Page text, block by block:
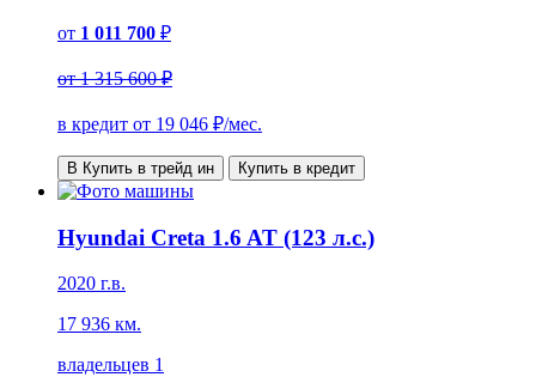
от 1 011 700 ₽
от1 315 600 ₽
в кредит от 19 046 ₽/мес.
В Купить в трейд ин Купить в кредит
Hyundai Creta 1.6 AT (123 л.с.)
2020 г.в.
17 936 км.
владельцев 1